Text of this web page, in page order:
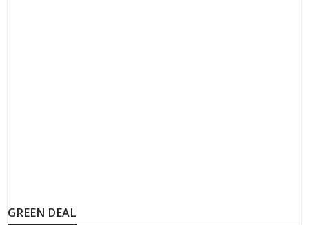
GREEN DEAL